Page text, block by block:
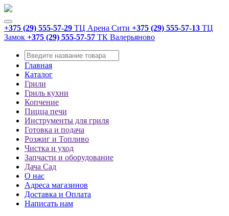
+375 (29) 555-57-29 ТЦ Арена Сити +375 (29) 555-57-13 ТЦ
Замок +375 (29) 555-57-57 ТК Валерьяново
Главная
Каталог
Грили
Гриль кухни
Копчение
Пицца печи
Инструменты для гриля
Готовка и подача
Розжиг и Топливо
Чистка и уход
Запчасти и оборудование
Дача Сад
О нас
Адреса магазинов
Доставка и Оплата
Написать нам